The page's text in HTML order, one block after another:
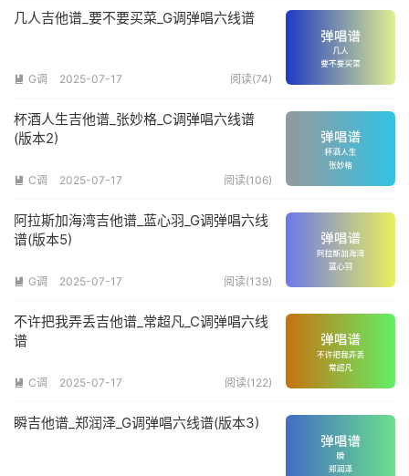
几人吉他谱_要不要买菜_G调弹唱六线谱
 G调 2025-07-17 阅读(74)
杯酒人生吉他谱_张妙格_C调弹唱六线谱
(版本2)
 C调 2025-07-17 阅读(106)
阿拉斯加海湾吉他谱_蓝心羽_G调弹唱六线
谱(版本5)
 G调 2025-07-17 阅读(139)
不许把我弄丢吉他谱_常超凡_C调弹唱六线
谱
 C调 2025-07-17 阅读(122)
瞬吉他谱_郑润泽_G调弹唱六线谱(版本3)